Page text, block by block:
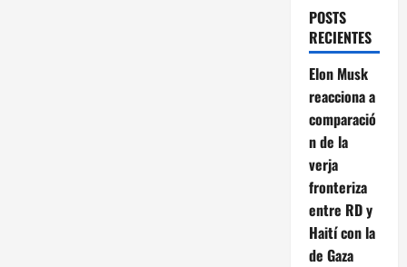
POSTS
RECIENTES
Elon Musk
reacciona a
comparació
n de la
verja
fronteriza
entre RD y
Haití con la
de Gaza